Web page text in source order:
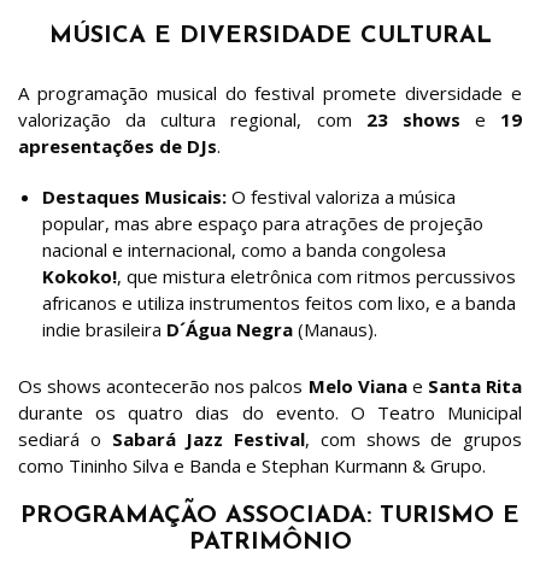
MÚSICA E DIVERSIDADE CULTURAL
A programação musical do festival promete diversidade e
valorização da cultura regional, com 23 shows e 19
apresentações de DJs.
Destaques Musicais: O festival valoriza a música
popular, mas abre espaço para atrações de projeção
nacional e internacional, como a banda congolesa
Kokoko!, que mistura eletrônica com ritmos percussivos
africanos e utiliza instrumentos feitos com lixo, e a banda
indie brasileira D´Água Negra (Manaus).
Os shows acontecerão nos palcos Melo Vianae Santa Rita
durante os quatro dias do evento. O Teatro Municipal
sediará o Sabará Jazz Festival, com shows de grupos
como Tininho Silva e Banda e Stephan Kurmann & Grupo.
PROGRAMAÇÃO ASSOCIADA: TURISMO E
PATRIMÔNIO